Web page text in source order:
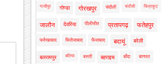
गाजीपुर गोण्डा गोरखपुर चंदौली चंदौसी चित्रकूट
जालौन देवरिया पीलीभीत प्रतापगढ़ फतेहपुर
फर्रुखाबाद फिरोजाबाद फैजाबाद बदायूं बरेली
बलरामपुर बलिया बस्ती बहराइच बाँदा बागपत